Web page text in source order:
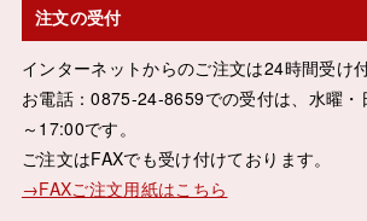
注文の受付
インターネットからのご注文は24時間受け
お電話：0875-24-8659での受付は、水曜・
～17:00です。
ご注文はFAXでも受け付けております。
→FAXご注文用紙はこちら